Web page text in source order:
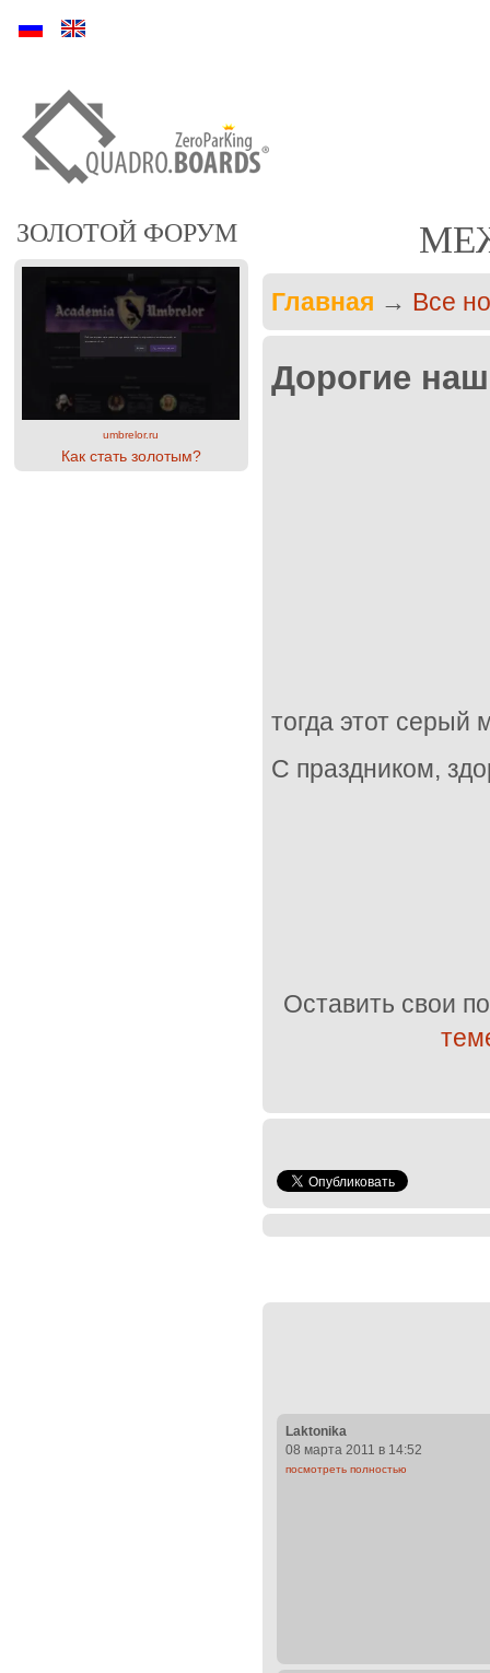
Ру En
ЗОЛОТОЙ ФОРУМ
umbrelor.ru
Как стать золотым?
Главная → Все
Дорогие
тогда этот серый
С праздником,
Оставить свои
Laktonika
08 марта 2011 в 14:52
посмотреть полностью